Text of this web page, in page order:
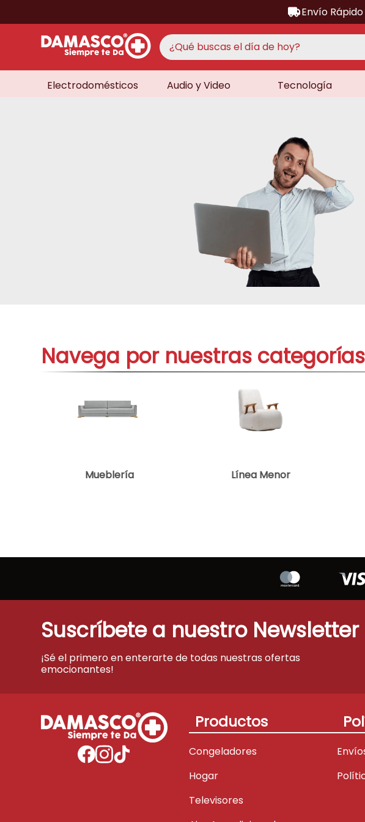
Envío
¿Qué buscas el día de hoy?
Electrodomésticos Audio y Video Tecnología
Navega por nuestras categorías
Mueblería Línea Menor
Suscríbete a nuestro Newsletter
¡Sé el primero en enterarte de todas nuestras ofertas
emocionantes!
Productos
Congeladores
Hogar
Televisores
TÉRMINOS MÁS BUSCADOS
lavadora
ventilador
televisor
licuadora
8. neveras
telefono